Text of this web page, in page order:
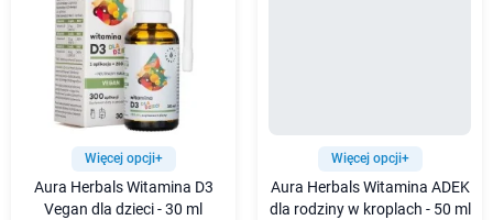
Więcej opcji+
Aura Herbals Witamina D3
Vegan dla dzieci - 30 ml
Więcej opcji+
Aura Herbals Witamina ADEK
dla rodziny w kroplach - 50 ml